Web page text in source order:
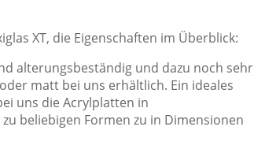
XT, die Eigenschaften im Überblick:
alterungsbeständig und dazu noch sehr
matt bei uns erhältlich. Ein ideales
uns die Acrylplatten in
beliebigen Formen zu in Dimensionen